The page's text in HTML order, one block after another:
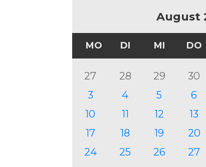
August
MO DI MI DO
27 28 29 30
3
4 5 6
10
11 12 13
17
18 19 20
24
25 26 27